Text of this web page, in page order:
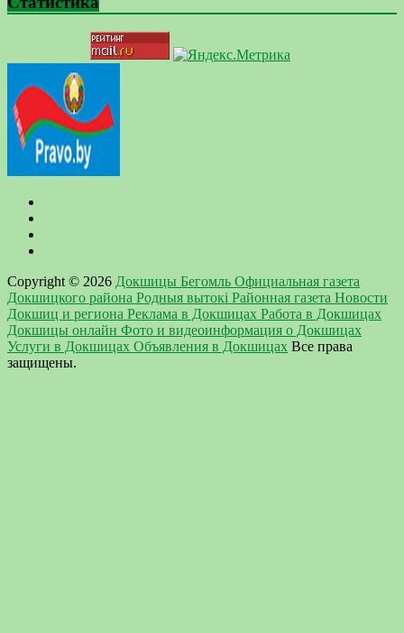
Copyright © 2026 Докшицы Бегомль Официальная газета
Докшицкого района Родныя вытокi Районная газета Новости
Докшиц и региона Реклама в Докшицах Работа в Докшицах
Докшицы онлайн Фото и видеоинформация о Докшицах
Услуги в Докшицах Объявления в Докшицах Все права
защищены.